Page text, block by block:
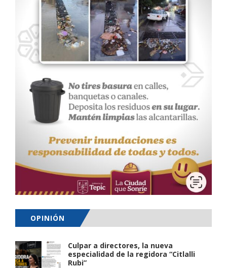
OPINIÓN
Culpar a directores, la nueva
especialidad de la regidora “Citlalli
Rubi”